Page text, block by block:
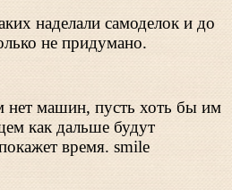
наделали самоделок и до
не придумано.
нет машин, пусть хоть бы им
как дальше будут
время. smile